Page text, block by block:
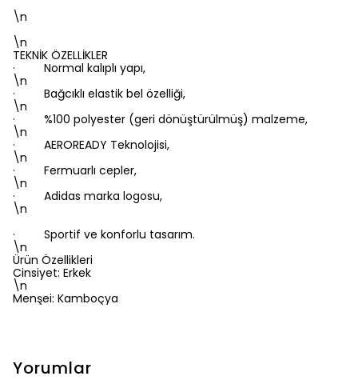
\n
\n
TEKNİK ÖZELLİKLER
· Normal kalıplı yapı,
\n
· Bağcıklı elastik bel özelliği,
\n
· %100 polyester (geri dönüştürülmüş) malzeme,
\n
· AEROREADY Teknolojisi,
\n
· Fermuarlı cepler,
\n
· Adidas marka logosu,
\n
· Sportif ve konforlu tasarım.
\n
Ürün Özellikleri
Cinsiyet: Erkek
\n
Menşei: Kamboçya
Yorumlar